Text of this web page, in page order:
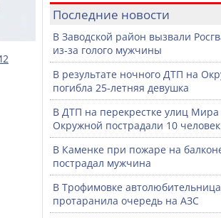
Последние новости
В Заводской район вызвали
из-за голого мужчины
В результате ночного ДТП на
погибла 25-летняя девушка
В ДТП на перекрестке улиц Мира
Окружной пострадали 10 человек
В Каменке при пожаре на
пострадал мужчина
В Трофимовке автолюбительница
протаранила очередь на АЗС